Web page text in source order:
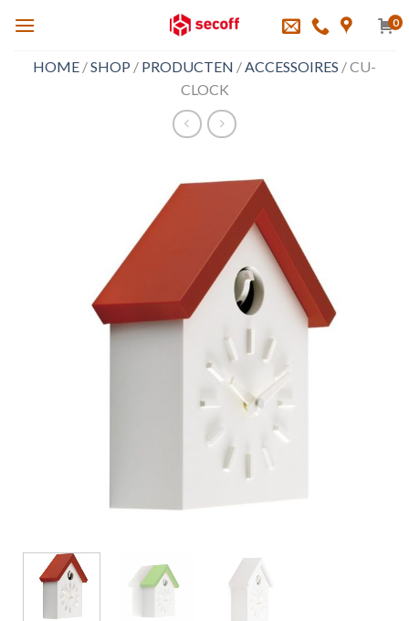
0
HOME /SHOP / PRODUCTEN /ACCESSOIRES /CU-
CLOCK